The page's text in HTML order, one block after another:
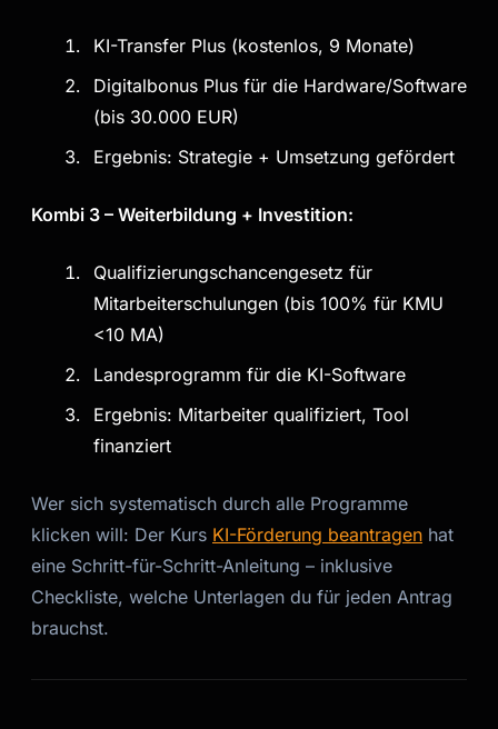
KI-Transfer Plus (kostenlos, 9 Monate)
Digitalbonus Plus für die Hardware/Software
(bis 30.000 EUR)
Ergebnis: Strategie + Umsetzung gefördert
Kombi 3 – Weiterbildung + Investition:
Qualifizierungschancengesetz für
Mitarbeiterschulungen (bis 100% für KMU
<10 MA)
Landesprogramm für die KI-Software
Ergebnis: Mitarbeiter qualifiziert, Tool
finanziert
Wer sich systematisch durch alle Programme
klicken will: Der Kurs KI-Förderung beantragen hat
eine Schritt-für-Schritt-Anleitung – inklusive
Checkliste, welche Unterlagen du für jeden Antrag
brauchst.